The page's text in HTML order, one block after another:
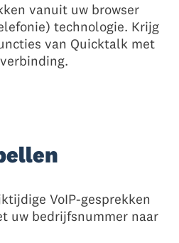
vanuit uw browser
technologie. Krijg
van Quicktalk met
VoIP-gesprekken
uw bedrijfsnummer naar